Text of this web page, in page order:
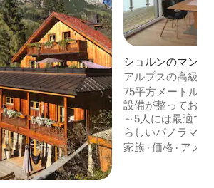
ショルンのマンシ
パート
アルプスの高級マ
～ 5名様
75平方メートル
設備が整っており
～5人には最適で
らしいパノラマビ
く設備も充実して
家族 ·価格 · アメ